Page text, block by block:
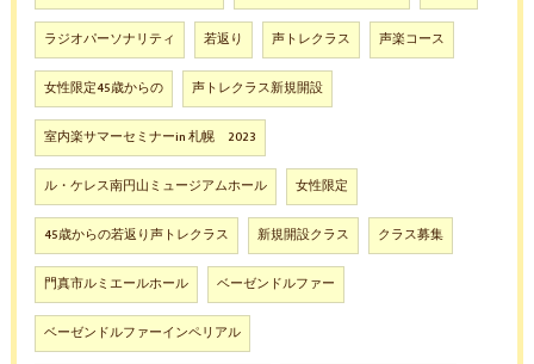
ラジオパーソナリティ 若返り 声トレクラス 声楽コース
女性限定45歳からの 声トレクラス新規開設
室内楽サマーセミナーin 札幌 2023
ル・ケレス南円山ミュージアムホール 女性限定
45歳からの若返り声トレクラス 新規開設クラス クラス募集
門真市ルミエールホール ベーゼンドルファー
ベーゼンドルファーインペリアル